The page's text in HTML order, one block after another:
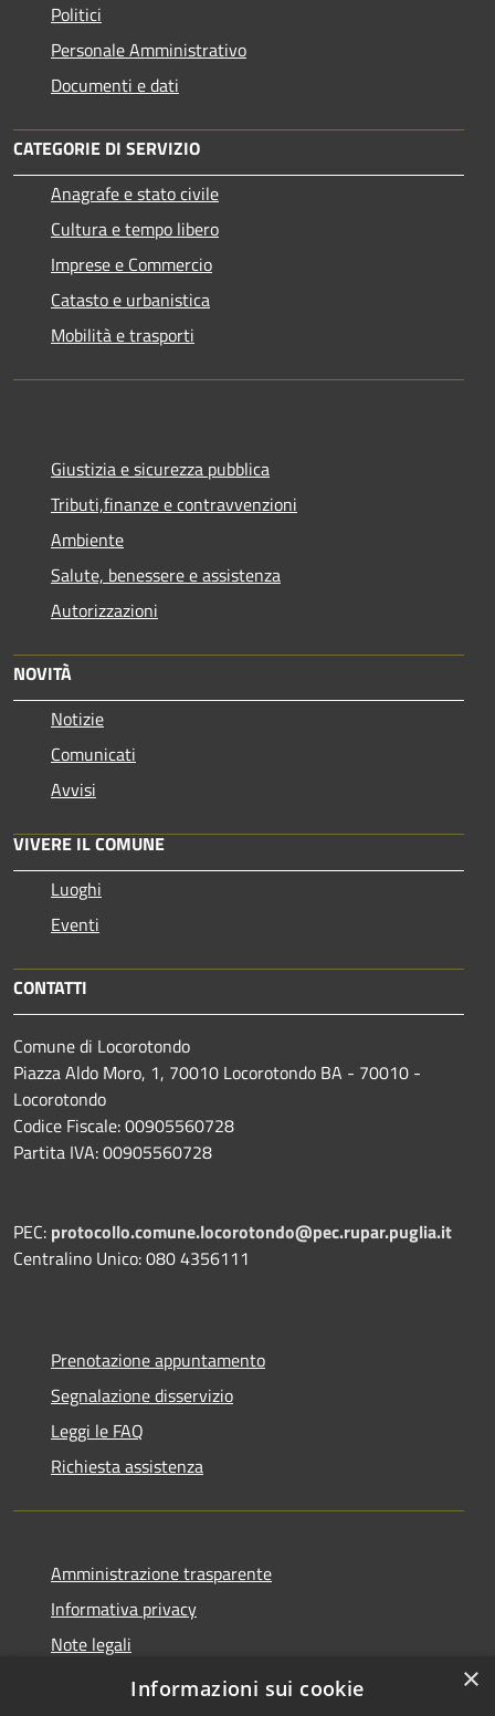
Politici
Personale Amministrativo
Documenti e dati
CATEGORIE DI SERVIZIO
Anagrafe e stato civile
Cultura e tempo libero
Imprese e Commercio
Catasto e urbanistica
Mobilità e trasporti
Giustizia e sicurezza pubblica
Tributi,finanze e contravvenzioni
Ambiente
Salute, benessere e assistenza
Autorizzazioni
NOVITÀ
Notizie
Comunicati
Avvisi
VIVERE IL COMUNE
Luoghi
Eventi
CONTATTI
Comune di Locorotondo
Piazza Aldo Moro, 1, 70010 Locorotondo BA - 70010 -
Locorotondo
Codice Fiscale: 00905560728
Partita IVA: 00905560728
PEC: protocollo.comune.locorotondo@pec.rupar.puglia.it
Centralino Unico: 080 4356111
Prenotazione appuntamento
Segnalazione disservizio
Leggi le FAQ
Richiesta assistenza
Amministrazione trasparente
Informativa privacy
Note legali
Dichiarazione di accessibilità
×
Informazioni sui cookie